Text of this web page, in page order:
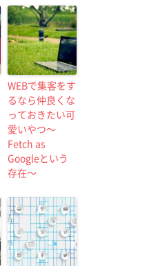
WEBで集客をす
るなら仲良くな
っておきたい可
愛いやつ〜
Fetch as
Googleという
存在〜